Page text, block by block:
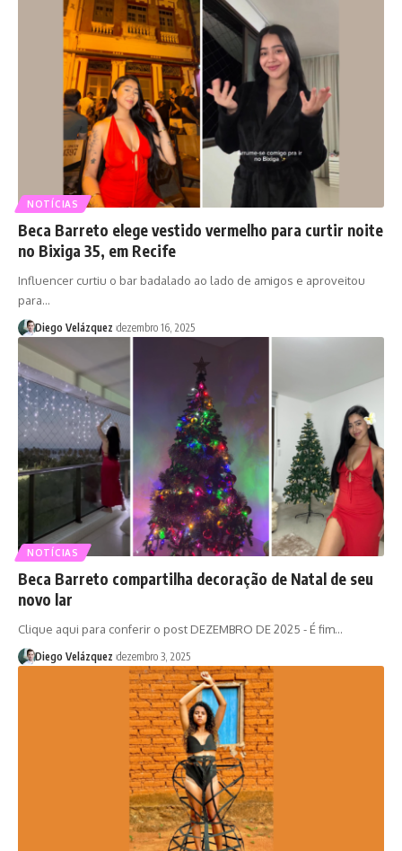
NOTÍCIAS
Beca Barreto elege vestido vermelho para curtir noite
no Bixiga 35, em Recife
Influencer curtiu o bar badalado ao lado de amigos e aproveitou
para…
Diego Velázquez dezembro 16, 2025
NOTÍCIAS
Beca Barreto compartilha decoração de Natal de seu
novo lar
Clique aqui para conferir o post DEZEMBRO DE 2025 - É fim…
Diego Velázquez dezembro 3, 2025